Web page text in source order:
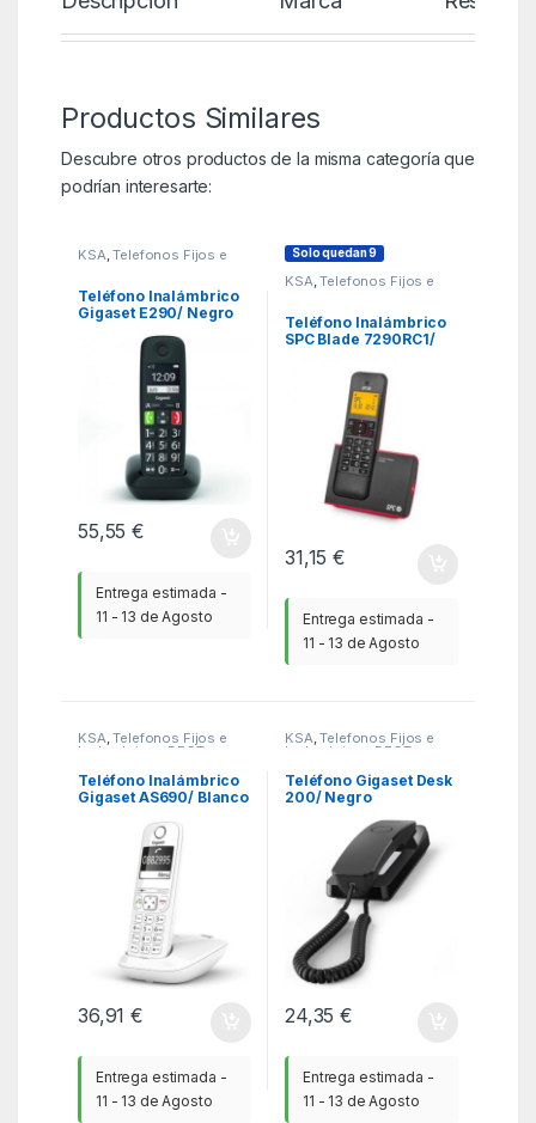
Productos Similares
Descubre otros productos de la misma categoría que
podrían interesarte:
KSA,Telefonos Fijos e
Inalambricos DECT
Inalámbricos
Teléfono Inalámbrico
Gigaset E290/ Negro
55,55€
Entrega estimada -
11 - 13 de Agosto
Solo quedan 9
KSA,Telefonos Fijos e
Inalambricos DECT
Inalámbricos
Teléfono Inalámbrico
SPC Blade 7290RC1/
31,15€
Entrega estimada -
11 - 13 de Agosto
KSA,Telefonos Fijos e
Inalambricos DECT,
Inalámbricos
Teléfono Inalámbrico
Gigaset AS690/ Blanco
36,91€
Entrega estimada -
11 - 13 de Agosto
KSA,Telefonos Fijos e
Inalambricos DECT,
Inalámbricos
Teléfono Gigaset Desk
200/ Negro
24,35€
Entrega estimada -
11 - 13 de Agosto